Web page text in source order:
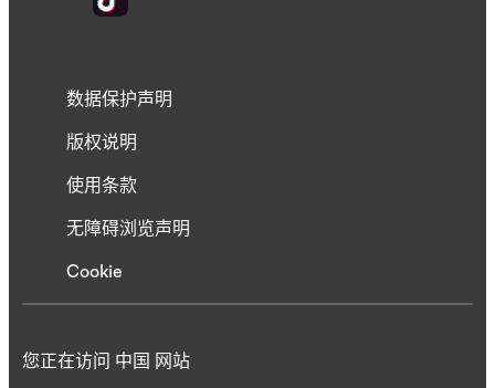
数据保护声明
版权说明
使用条款
无障碍浏览声明
Cookie
您正在访问 中国 网站